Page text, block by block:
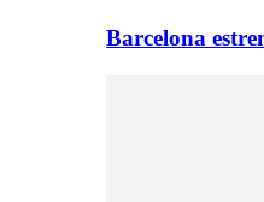
Barcelona